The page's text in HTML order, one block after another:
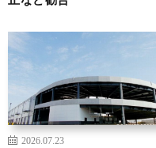
2026.07.23